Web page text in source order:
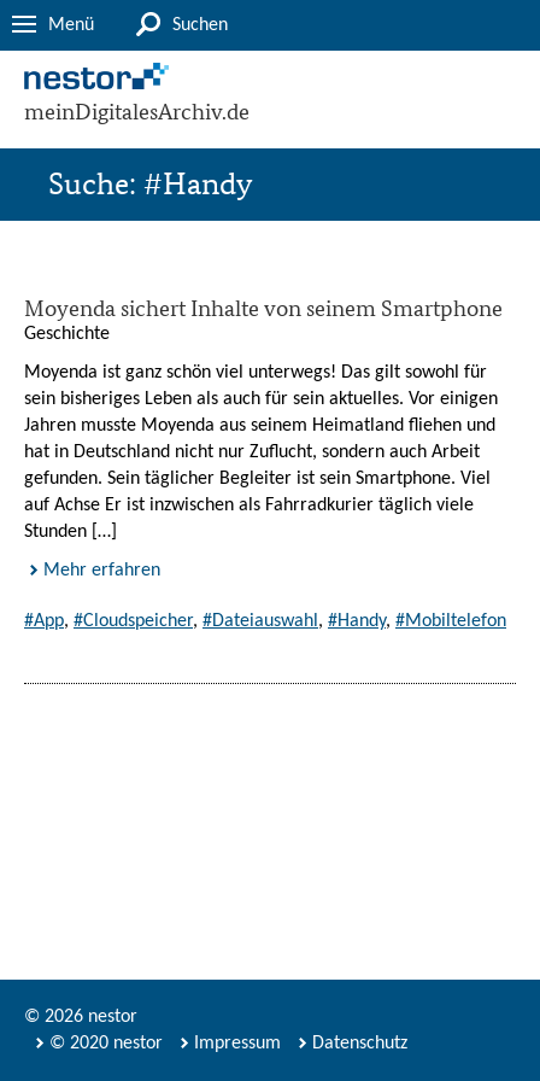
Menü Suchen
meinDigitalesArchiv.de
Suche: #Handy
Moyenda sichert Inhalte von seinem Smartphone
Geschichte
Moyenda ist ganz schön viel unterwegs! Das gilt sowohl für
sein bisheriges Leben als auch für sein aktuelles. Vor einigen
Jahren musste Moyenda aus seinem Heimatland fliehen und
hat in Deutschland nicht nur Zuflucht, sondern auch Arbeit
gefunden. Sein täglicher Begleiter ist sein Smartphone. Viel
auf Achse Er ist inzwischen als Fahrradkurier täglich viele
Stunden […]
Mehr erfahren
#App, #Cloudspeicher, #Dateiauswahl , #Handy, #Mobiltelefon
© 2026 nestor
© 2020 nestor
Impressum Datenschutz